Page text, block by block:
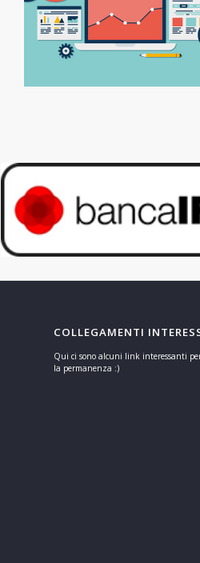
Slogan
COLLEGAMENTI
Qui ci sono alcuni link interessanti
la permanenza :)